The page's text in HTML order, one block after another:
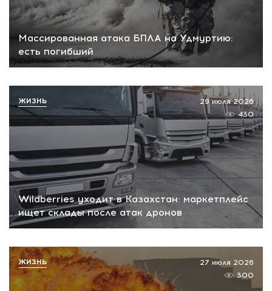
Массированная атака БПЛА на Удмуртию:
есть погибший
Wildberries уходит в Казахстан: маркетплейс
ищет склады после атак дронов
29 июля 2026
430
ЖИЗНЬ
27 июля 2026
300
ЖИЗНЬ